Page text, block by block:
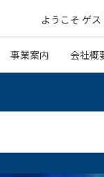
ようこそ ゲ
事業案内 会社概